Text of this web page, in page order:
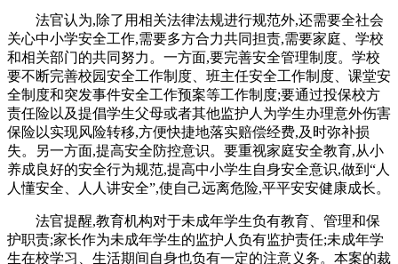
法官认为,除了用相关法律法规进行规范外,还需要全社会
关心中小学安全工作,需要多方合力共同担责,需要家庭、学校
和相关部门的共同努力。一方面,要完善安全管理制度。学校
要不断完善校园安全工作制度、班主任安全工作制度、课堂安
全制度和突发事件安全工作预案等工作制度;要通过投保校方
责任险以及提倡学生父母或者其他监护人为学生办理意外伤害
保险以实现风险转移,方便快捷地落实赔偿经费,及时弥补损
失。另一方面,提高安全防控意识。要重视家庭安全教育,从小
养成良好的安全行为规范,提高中小学生自身安全意识,做到“人
人懂安全、人人讲安全”,使自己远离危险,平平安安健康成长。
法官提醒,教育机构对于未成年学生负有教育、管理和保
护职责;家长作为未成年学生的监护人负有监护责任;未成年学
生在校学习、生活期间自身也负有一定的注意义务。本案的裁